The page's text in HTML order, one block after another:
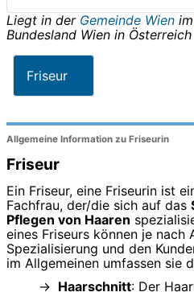
Liegt in der Gemeinde Wien im
Bundesland Wien in Österreich
Friseur
Allgemeine Information zu Friseurin
Friseur
Ein Friseur, eine Friseurin ist
Fachfrau, der/die sich auf das
Pflegen von Haaren
eines Friseurs können je nach
Spezialisierung und den
im Allgemeinen umfassen sie
Haarschnitt: Der